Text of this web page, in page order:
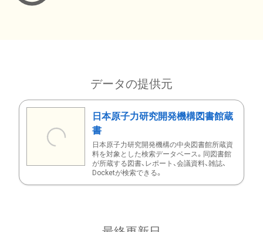
データの提供元
日本原子力研究開発機構図書館蔵
書
日本原子力研究開発機構の中央図書館所蔵資
料を対象とした検索データベース。同図書館
が所蔵する図書、レポート、会議資料、雑誌、
Docketが検索できる。